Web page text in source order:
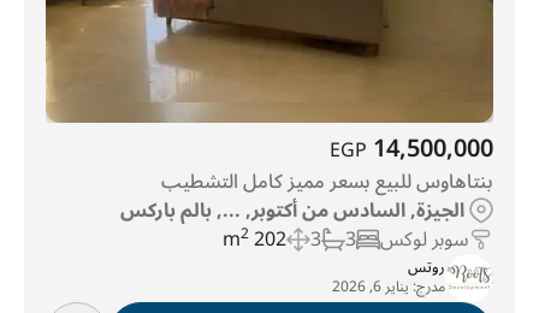
14,500,000
EGP
بنتاهاوس للبيع بسعر مميز كامل التشطيب
الجيزة, السادس من أكتوبر, ..., بالم باركس
سوبر لوكس 3
3
202 m
2
روتس
مدرج: يناير 6, 2026